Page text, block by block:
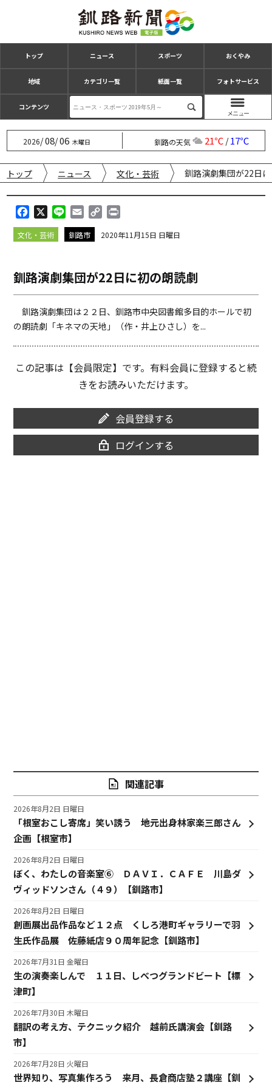
トップ ニュース スポーツ おくやみ
地域 カテゴリ一覧 紙面一覧 フォトサービス
コンテンツ
2026/08/06 木曜日 釧路の天気 21℃/17℃
トップ ニュース 文化・芸術 釧路演劇集団が22日
a
c
o
o
k
i
n
m
a
p
i
n
k
i
文化・芸術 釧路市 2020年11月15日 日曜日
釧路演劇集団が22日に初の朗読劇
釧路演劇集団は２２日、釧路市中央図書館多目的ホールで初
の朗読劇「キネマの天地」（作・井上ひさし）を...
この記事は【会員限定】です。有料会員に登録すると続
きをお読みいただけます。
会員登録する
ログインする
関連記事
「根室おこし寄席」笑い誘う 地元出身林家楽三郎さん
企画【根室市】
2026年8月2日 日曜日
ぼく、わたしの音楽室⑥ ＤＡＶＩ．ＣＡＦＥ 川島ダ
ヴィッドソンさん（４９）【釧路市】
2026年8月2日 日曜日
創画展出品作品など１２点 くしろ港町ギャラリーで羽
生氏作品展 佐藤紙店９０周年記念【釧路市】
2026年8月2日 日曜日
生の演奏楽しんで １１日、しべつグランドビート【標
津町】
2026年7月31日 金曜日
翻訳の考え方、テクニック紹介 越前氏講演会【釧路
市】
2026年7月30日 木曜日
世界知り、写真集作ろう 来月、長倉商店塾２講座【釧
2026年7月28日 火曜日